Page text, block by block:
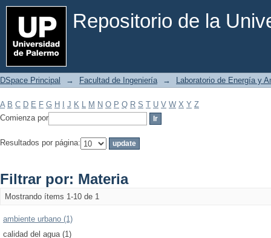
Repositorio de la
Filtrar por: Materia
DSpace Principal → Facultad de Ingeniería → Laboratorio de Energía y
A B C D E F G H J K L M N O P Q R S T U V W X Y Z
Comienza por
Resultados por página:
Filtrar por: Materia
Mostrando ítems 1-10 de 1
ambiente urbano (1)
calidad del agua (1)